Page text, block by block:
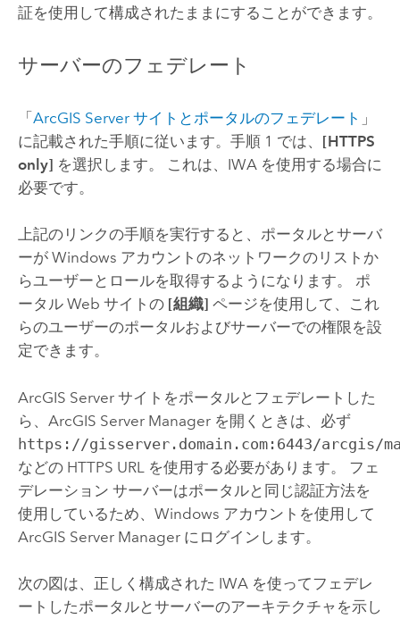
証を使用して構成されたままにすることができます。
サーバーのフェデレート
「ArcGIS Server サイトとポータルのフェデレート 」
に記載された手順に従います。手順 1 では、 [HTTPS
only] を選択します。 これは、IWA を使用する場合に
必要です。
上記のリンクの手順を実行すると、ポータルとサーバ
ーが Windows アカウントのネットワークのリストか
らユーザーとロールを取得するようになります。 ポ
ータル Web サイトの [組織] ページを使用して、これ
らのユーザーのポータルおよびサーバーでの権限を設
定できます。
ArcGIS Serverサイトをポータルとフェデレートした
ら、ArcGIS Server Manager を開くときは、必ず
https://gisserver.domain.com:6443/arcgis/
などの HTTPS URL を使用する必要があります。 フェ
デレーション サーバーはポータルと同じ認証方法を
使用しているため、 Windows アカウントを使用して
ArcGIS Server Manager にログインします。
次の図は、正しく構成された IWA を使ってフェデレ
ートしたポータルとサーバーのアーキテクチャを示し